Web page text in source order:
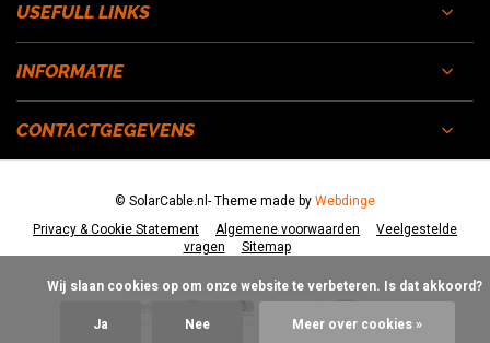
USEFULL LINKS
INFORMATIE
CONTACTGEGEVENS
Privacy & Cookie Statement Algemene voorwaarden
Veelgestelde
vragen
Sitemap
© SolarCable.nl- Theme made byWebdinge
Ja Nee Meer over cookies »